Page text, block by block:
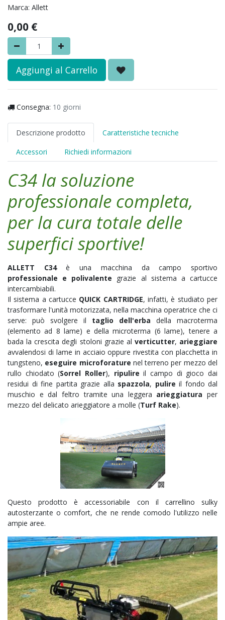
Marca: Allett
0,00 €
Aggiungi al Carrello
Consegna: 10 giorni
Descrizione prodotto
Caratteristiche tecniche
Accessori
Richiedi informazioni
C34 la soluzione
professionale completa,
per la cura totale delle
superfici sportive!
ALLETT C34è una macchina da campo sportivo
professionale e polivalente grazie al sistema a cartucce
intercambiabili.
Il sistema a cartucce QUICK CARTRIDGE, infatti, è studiato per
trasformare l'unità motorizzata, nella macchina operatrice che ci
serve: può svolgere il taglio dell'erba della macroterma
(elemento ad 8 lame) e della microterma (6 lame), tenere a
bada la crescita degli stoloni grazie al verticutter, arieggiare
avvalendosi di lame in acciaio oppure rivestita con placchetta in
tungsteno, eseguire microforature nel terreno per mezzo del
rullo chiodato (Sorrel Roller), ripulireil campo di gioco dai
residui di fine partita grazie alla spazzola, pulire il fondo dal
muschio e dal feltro tramite una leggera arieggiatura per
mezzo del delicato arieggiatore a molle (Turf Rake).
Questo prodotto è accessoriabile con il carrellino sulky
autosterzante o comfort, che ne rende comodo l'utilizzo nelle
ampie aree.